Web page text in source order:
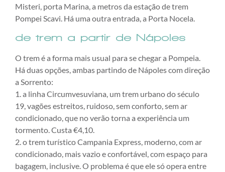
Misteri, porta Marina, a metros da estação de trem
Pompei Scavi. Há uma outra entrada, a Porta Nocela.
de trem a partir de Nápoles
O trem é a forma mais usual para se chegar a Pompeia.
Há duas opções, ambas partindo de Nápoles com direção
a Sorrento:
1. a linha Circumvesuviana, um trem urbano do século
19, vagões estreitos, ruidoso, sem conforto, sem ar
condicionado, que no verão torna a experiência um
tormento. Custa €4,10.
2. o trem turístico Campania Express, moderno, com ar
condicionado, mais vazio e confortável, com espaço para
bagagem, inclusive. O problema é que ele só opera entre